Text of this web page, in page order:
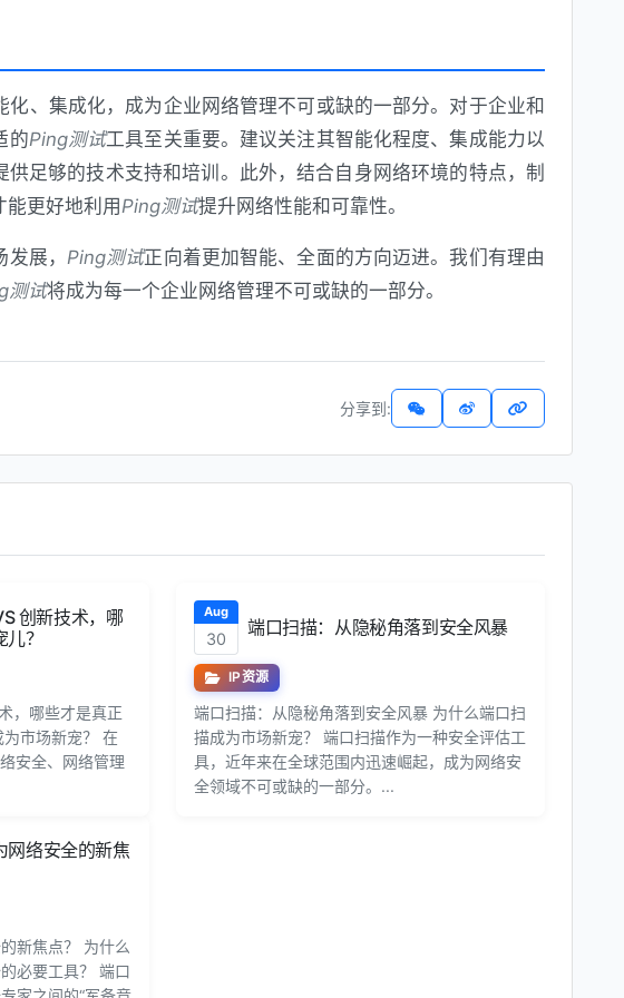
化、集成化，成为企业网络管理不可或缺的一部分。对于企业和
的Ping测试工具至关重要。建议关注其智能化程度、集成能力以
供足够的技术支持和培训。此外，结合自身网络环境的特点，制
更好地利用Ping测试提升网络性能和可靠性。
展， Ping测试正向着更加智能、全面的方向迈进。我们有理由
测试将成为每一个企业网络管理不可或缺的一部分。
分享到:
创新技术，哪
？
，哪些才是真正
市场新宠？ 在
安全、网络管理
Aug
30
端口扫描：从隐秘角落到安全风暴
IP资源
端口扫描：从隐秘角落到安全风暴 为什么端口扫
描成为市场新宠？ 端口扫描作为一种安全评估工
具，近年来在全球范围内迅速崛起，成为网络安
全领域不可或缺的一部分。...
网络安全的新焦
新焦点？ 为什么
必要工具？ 端口